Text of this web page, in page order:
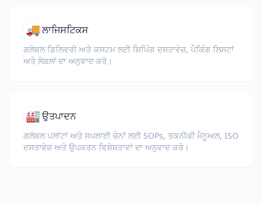
🚚ਲਾਜਿਸਟਿਕਸ
ਗਲੋਬਲ ਡਿਲਿਵਰੀ ਅਤੇ ਕਸਟਮ ਲਈ ਸ਼ਿਪਿੰਗ ਦਸਤਾਵੇਜ਼, ਪੈਕਿੰਗ ਲਿਸਟਾਂ
ਅਤੇ ਲੇਬਲਾਂ ਦਾ ਅਨੁਵਾਦ ਕਰੋ।
🏭ਉਤਪਾਦਨ
ਗਲੋਬਲ ਪਲਾਂਟਾਂ ਅਤੇ ਸਪਲਾਈ ਚੇਨਾਂ ਲਈ SOPs, ਤਕਨੀਕੀ ਮੈਨੂਅਲ, ISO
ਦਸਤਾਵੇਜ਼ ਅਤੇ ਉਪਕਰਨ ਵਿਸ਼ੇਸ਼ਤਾਵਾਂ ਦਾ ਅਨੁਵਾਦ ਕਰੋ।